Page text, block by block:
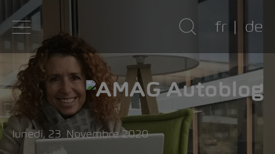
fr de
lunedì, 23. Novembre 2020